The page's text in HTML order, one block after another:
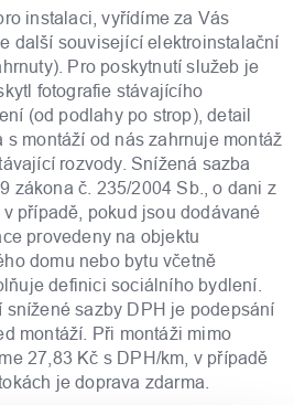
instalaci, vyřídíme za Vás
další související elektroinstalační
Pro poskytnutí služeb je
fotografie stávajícího
(od podlahy po strop), detail
s montáží od nás zahrnuje montáž
rozvody. Snížená sazba
zákona č. 235/2004 Sb., o dani z
případě, pokud jsou dodávané
provedeny na objektu
domu nebo bytu včetně
definici sociálního bydlení.
snížené sazby DPH je podepsání
montáží. Při montáži mimo
27,83 Kč s DPH/km, v případě
je doprava zdarma.